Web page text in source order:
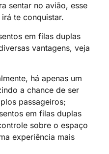
sentar no avião, esse
te conquistar.
em filas duplas
vantagens, veja
há apenas um
a chance de ser
passageiros;
em filas duplas
sobre o espaço
experiência mais